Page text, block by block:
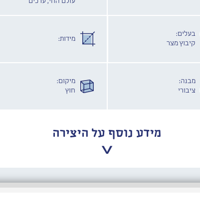
בעלים:
קיבוץ מצר
מידות:
מבנה:
ציבורי
מיקום:
חוץ
מידע נוסף על היצירה